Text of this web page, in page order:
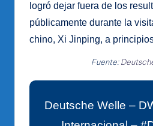
logró dejar fuera de los
públicamente durante la
chino, Xi Jinping, a
Fuente:
Deutsche Welle –